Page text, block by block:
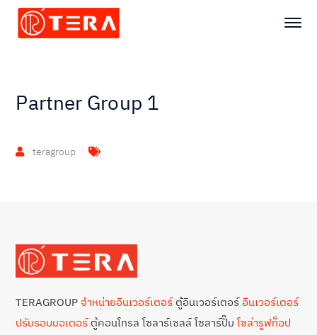
Partner Group 1
teragroup
TERAGROUPจำหน่ายอินเวอร์เตอร์ตู้อินเวอร์เตอร์ อินเวอร์เตอร์
ปรับรอบมอเตอร์ตู้คอนโทรล โซลาร์เซลล์ โซลาร์ปั๊ม โซล่ารูฟท็อป